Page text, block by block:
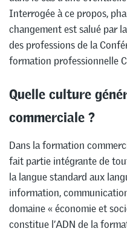
Interrogée à ce propos,
changement est salué par
des professions de la
formation professionnelle
Quelle culture
commerciale ?
Dans la formation
fait partie intégrante de
la langue standard aux
information,
domaine « économie et
constitue l’ADN de la